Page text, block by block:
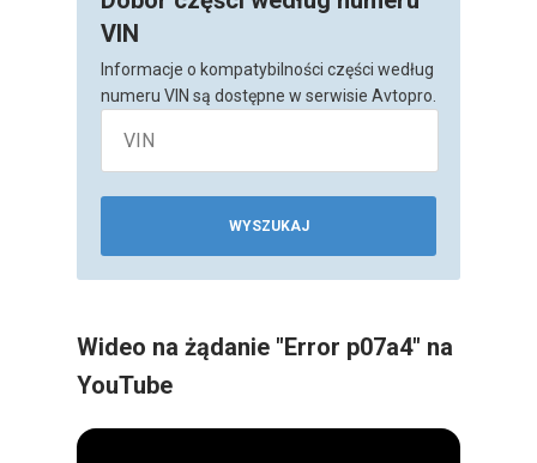
VIN
Informacje o kompatybilności części według
numeru VIN są dostępne w serwisie Avtopro.
WYSZUKAJ
Wideo na żądanie "Error p07a4" na
YouTube